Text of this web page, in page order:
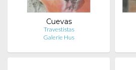
Cuevas
Travestistas
Galerie Hus